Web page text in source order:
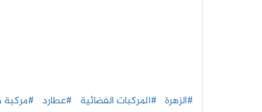
#الزهرة #المركبات الفضائية #عطارد #مركبة